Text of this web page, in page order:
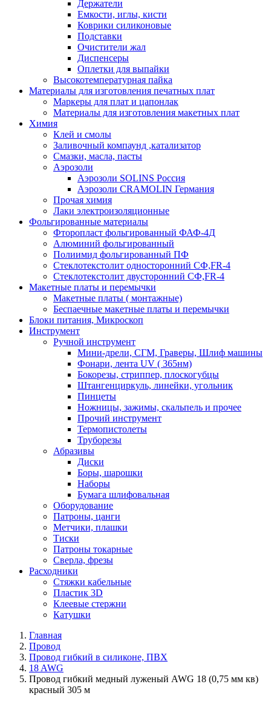
Держатели
Емкости, иглы, кисти
Коврики силиконовые
Подставки
Очистители жал
Диспенсеры
Оплетки для выпайки
Высокотемпературная пайка
Материалы для изготовления печатных плат
Маркеры для плат и цапонлак
Материалы для изготовления макетных плат
Химия
Клей и смолы
Заливочный компаунд ,катализатор
Смазки, масла, пасты
Аэрозоли
Аэрозоли SOLINS Россия
Аэрозоли CRAMOLIN Германия
Прочая химия
Лаки электроизоляционные
Фольгированные материалы
Фторопласт фольгированный ФАФ-4Д
Алюминий фольгированный
Полиимид фольгированный ПФ
Стеклотекстолит односторонний CФ,FR-4
Стеклотекстолит двусторонний СФ,FR-4
Макетные платы и перемычки
Макетные платы ( монтажные)
Беспаечные макетные платы и перемычки
Блоки питания, Микроскоп
Инструмент
Ручной инструмент
Мини-дрели, СГМ, Граверы, Шлиф машины
Фонари, лента UV ( 365нм)
Бокорезы, cтриппер, плоскогубцы
Штангенциркуль, линейки, угольник
Пинцеты
Ножницы, зажимы, скальпель и прочее
Прочий инструмент
Термопистолеты
Труборезы
Абразивы
Диски
Боры, шарошки
Наборы
Бумага шлифовальная
Оборудование
Патроны, цанги
Метчики, плашки
Тиски
Патроны токарные
Сверла, фрезы
Расходники
Стяжки кабельные
Пластик 3D
Клеевые стержни
Катушки
Главная
Провод
Провод гибкий в силиконе, ПВХ
18 AWG
Провод гибкий медный луженый AWG 18 (0,75 мм кв)
красный 305 м